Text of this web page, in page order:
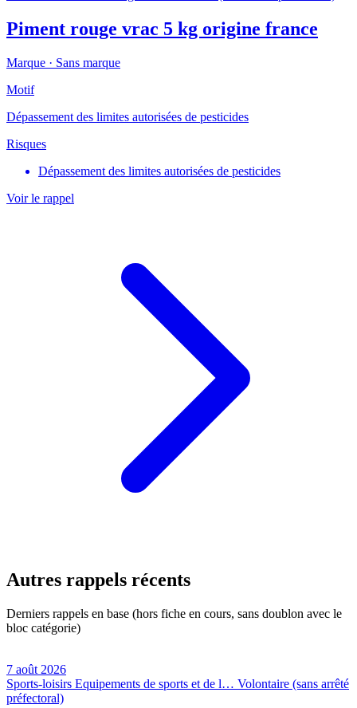
Piment rouge vrac 5 kg origine france
Marque · Sans marque
Motif
Dépassement des limites autorisées de pesticides
Risques
Dépassement des limites autorisées de pesticides
Voir le rappel
Autres rappels récents
Derniers rappels en base (hors fiche en cours, sans doublon avec le
bloc catégorie)
7 août 2026
Sports-loisirs Equipements de sports et de l… Volontaire (sans arrêté
préfectoral)